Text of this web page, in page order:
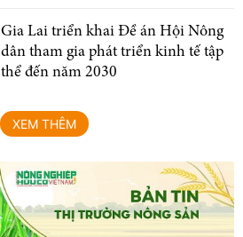
Gia Lai triển khai Đề án Hội Nông
dân tham gia phát triển kinh tế tập
thể đến năm 2030
XEM THÊM